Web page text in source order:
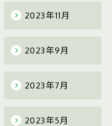
2023年11月
2023年9月
2023年7月
2023年5月